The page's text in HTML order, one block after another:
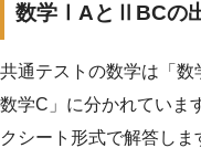
数学ⅠAとⅡBCの
共通テストの数学は「
数学C」に分かれていま
クシート形式で解答しま